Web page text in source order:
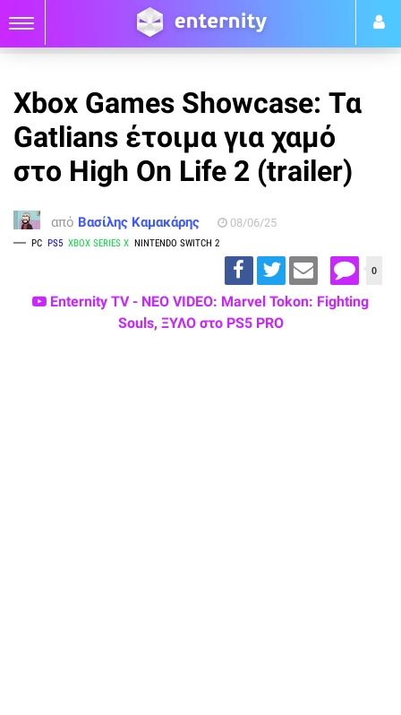
Xbox Games Showcase: Τα
Gatlians έτοιμα για χαμό
στο High On Life 2 (trailer)
από Βασίλης Καμακάρης 08/06/25
PC PS5 XBOX SERIES X NINTENDO SWITCH 2
0
Enternity TV - ΝΕΟ VIDEO: Marvel Tokon: Fighting
Souls, ΞΥΛΟ στο PS5 PRO